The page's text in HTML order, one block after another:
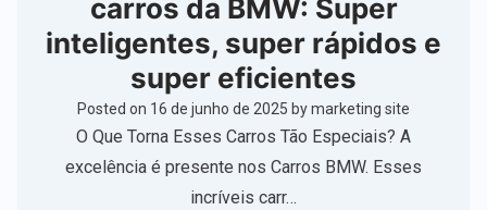
carros da BMW: Super
inteligentes, super rápidos e
super eficientes
Posted on 16 de junho de 2025 bymarketing site
O Que Torna Esses Carros Tão Especiais? A
excelência é presente nos Carros BMW. Esses
incríveis carr…